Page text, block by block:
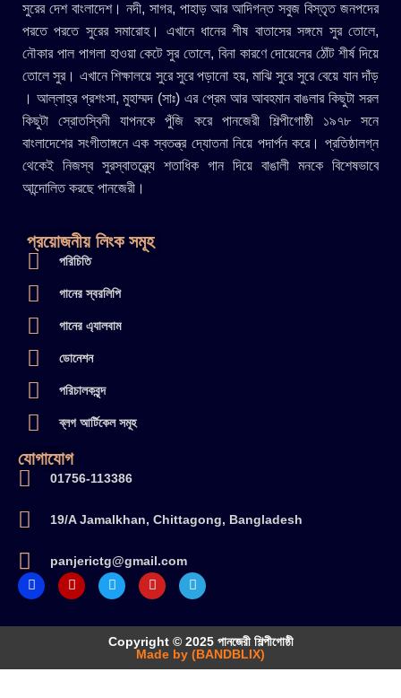
সুরের দেশ বাংলাদেশ। নদী, সাগর, পাহাড় আর আদিগন্ত সবুজ বিস্তৃত জনপদের
পরতে পরতে সুরের সমারোহ। এখানে ধানের শীষ বাতাসের সঙ্গমে সুর তোলে,
নৌকার পাল পাগলা হাওয়া কেটে সুর তোলে, বিনা কারণে দোয়েলের ঠোঁট শীর্ষ দিয়ে
তোলে সুর। এখানে শিক্ষালয়ে সুরে সুরে পড়ানো হয়, মাঝি সুরে সুরে বেয়ে যান দাঁড়
। আল্লাহ্র প্রশংসা, মুহাম্মদ (সাঃ) এর প্রেম আর আবহমান বাঙলার কিছুটা সরল
কিছুটা স্রোতস্বিনী যাপনকে পুঁজি করে পানজেরী শিল্পীগোষ্ঠী ১৯৭৮ সনে
বাংলাদেশের সংগীতাঙ্গনে এক স্বতন্ত্র দ্যোতনা নিয়ে পদার্পন করে। প্রতিষ্ঠালগ্ন
থেকেই নিজস্ব সুরস্বাতন্ত্র্যে শতাধিক গান দিয়ে বাঙালী মনকে বিশেষভাবে
আন্দোলিত করছে পানজেরী।
প্রয়োজনীয় লিংক সমূহ
পরিচিতি
গানের স্বরলিপি
গানের এ্যালবাম
ডোনেশন
পরিচালকবৃন্দ
ব্লগ আর্টিকেল সমূহ
যোগাযোগ
01756-113386
19/A Jamalkhan, Chittagong, Bangladesh
panjerictg@gmail.com
Copyright © 2025 পানজেরী শিল্পীগোষ্ঠী
Made by (BANDBLIX)